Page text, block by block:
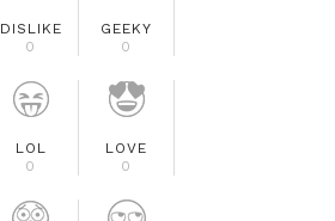
DISLIKE
0
GEEKY
0
LOL
0
LOVE
0